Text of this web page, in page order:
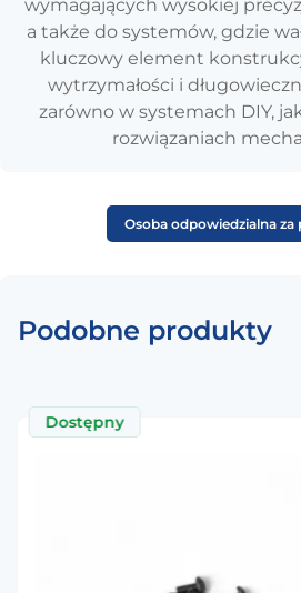
wymagających wysokiej
a także do systemów, gdzie
kluczowy element
wytrzymałości i
zarówno w systemach DIY,
rozwiązaniach
Osoba odpowiedzialna
Podobne produkty
Dostępny